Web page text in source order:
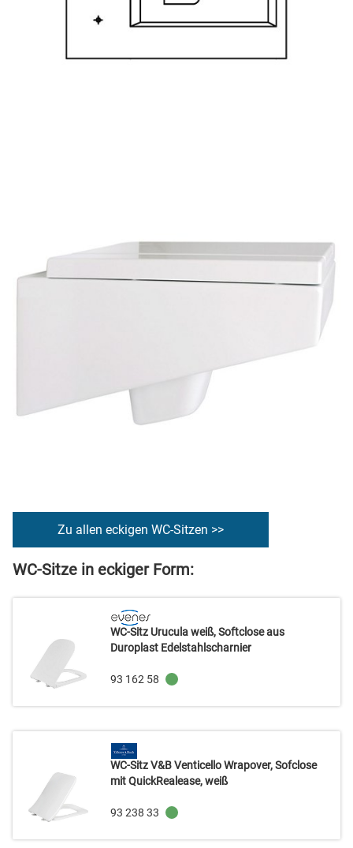
Zu allen eckigen WC-Sitzen >>
WC-Sitze in eckiger Form:
93 162 58
WC-Sitz Urucula weiß, Softclose aus
Duroplast Edelstahlscharnier
93 238 33
WC-Sitz V&B Venticello Wrapover, Sofclose
mit QuickRealease, weiß